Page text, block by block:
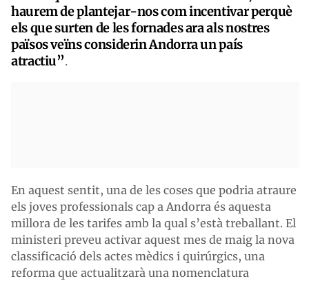
haurem de plantejar-nos com incentivar perquè
els que surten de les fornades ara als nostres
països veïns considerin Andorra un país
atractiu”.
En aquest sentit, una de les coses que podria atraure
els joves professionals cap a Andorra és aquesta
millora de les tarifes amb la qual s’està treballant. El
ministeri preveu activar aquest mes de maig la nova
classificació dels actes mèdics i quirúrgics, una
reforma que actualitzarà una nomenclatura